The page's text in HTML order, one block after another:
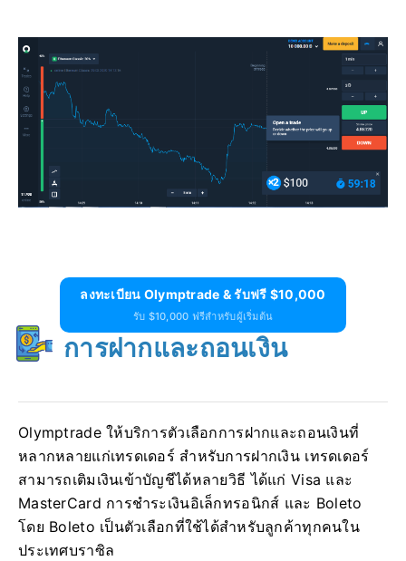
ลงทะเบียน Olymptrade & รับฟรี $10,000
รับ $10,000 ฟรีสำหรับผู้เริ่มต้น
การฝากและถอนเงิน
Olymptrade ให้บริการตัวเลือกการฝากและถอนเงินที่
หลากหลายแก่เทรดเดอร์ สำหรับการฝากเงิน เทรดเดอร์
สามารถเติมเงินเข้าบัญชีได้หลายวิธี ได้แก่ Visa และ
MasterCard การชำระเงินอิเล็กทรอนิกส์ และ Boleto
โดย Boleto เป็นตัวเลือกที่ใช้ได้สำหรับลูกค้าทุกคนใน
ประเทศบราซิล